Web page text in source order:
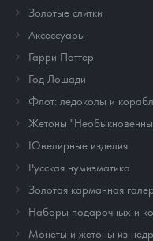
Золотые слитки
Аксессуары
Гарри Поттер
Год Лошади
Флот: ледоколы и
Жетоны
Ювелирные изделия
Русская нумизматика
Золотая карманная
Наборы подарочных и
Монеты и жетоны из